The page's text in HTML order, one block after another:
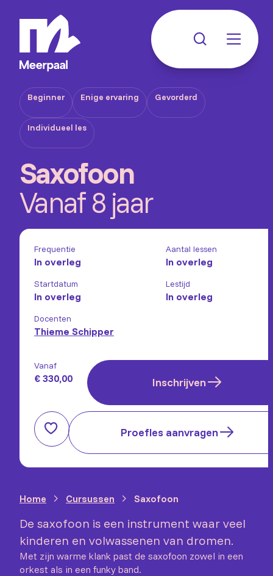
Beginner Enige ervaring Gevorderd
Individueel les
Saxofoon
Vanaf 8 jaar
Frequentie
In overleg
Aantal lessen
In overleg
Startdatum
In overleg
Lestijd
In overleg
Docenten
Thieme Schipper
Vanaf
€ 330,00 Inschrijven
Proefles aanvragen
Home Cursussen Saxofoon
De saxofoon is een instrument waar veel
kinderen en volwassenen van dromen.
Met zijn warme klank past de saxofoon zowel in een
orkest als in een funky band.